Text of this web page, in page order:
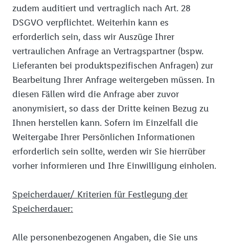
zudem auditiert und vertraglich nach Art. 28
DSGVO verpflichtet. Weiterhin kann es
erforderlich sein, dass wir Auszüge Ihrer
vertraulichen Anfrage an Vertragspartner (bspw.
Lieferanten bei produktspezifischen Anfragen) zur
Bearbeitung Ihrer Anfrage weitergeben müssen. In
diesen Fällen wird die Anfrage aber zuvor
anonymisiert, so dass der Dritte keinen Bezug zu
Ihnen herstellen kann. Sofern im Einzelfall die
Weitergabe Ihrer Persönlichen Informationen
erforderlich sein sollte, werden wir Sie hierrüber
vorher informieren und Ihre Einwilligung einholen.
Speicherdauer/ Kriterien für Festlegung der
Speicherdauer:
Alle personenbezogenen Angaben, die Sie uns